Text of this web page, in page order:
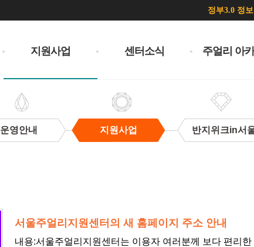
정부3.0 정
지원사업 센터소식 주얼리 아
운영안내 지원사업 반지위크in서
서울주얼리지원센터의 새 홈페이지 주소 안내
내용: ​서울주얼리지원센터는 이용자 여러분께 보다 편리